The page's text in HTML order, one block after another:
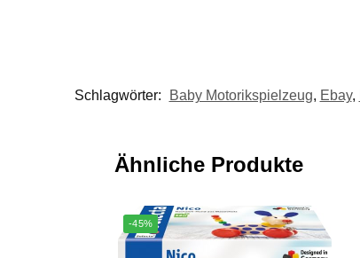
Schlagwörter:
Baby Motorikspielzeug, Ebay,
Ähnliche Produkte
-45%